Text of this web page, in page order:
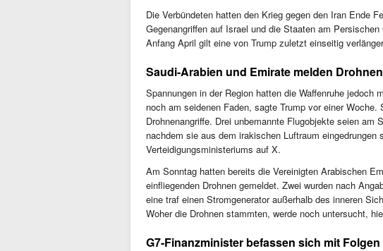
Die Verbündeten hatten den Krieg gegen den Iran Ende
Gegenangriffen auf Israel und die Staaten am
Anfang April gilt eine von Trump zuletzt einseitig
Saudi-Arabien und Emirate melden
Spannungen in der Region hatten die Waffenruhe jedoch
noch am seidenen Faden, sagte Trump vor einer
Drohnenangriffe. Drei unbemannte Flugobjekte seien am
nachdem sie aus dem irakischen Luftraum
Verteidigungsministeriums auf X.
Am Sonntag hatten bereits die Vereinigten Arabischen
einfliegenden Drohnen gemeldet. Zwei wurden nach
eine traf einen Stromgenerator außerhalb des inneren
Woher die Drohnen stammten, werde noch untersucht,
G7-Finanzminister befassen sich mit